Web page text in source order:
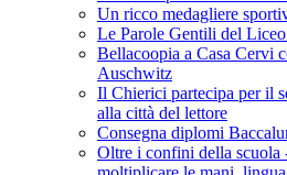
Un ricco medagliere
Le Parole Gentili del
Bellacoopia a Casa Cervi
Auschwitz
Il Chierici partecipa per il
alla città del lettore
Consegna diplomi
Oltre i confini della scuola